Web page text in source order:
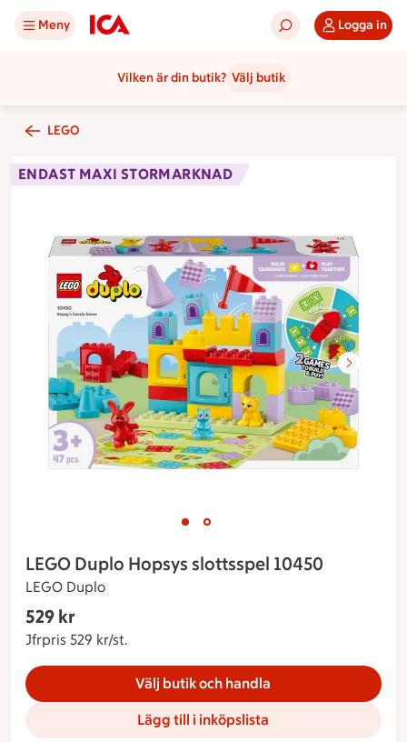
Meny Logga in
Vilken är din butik? Välj butik
LEGO
ENDAST MAXI STORMARKNAD
LEGO Duplo Hopsys slottsspel 10450
LEGO Duplo
529 kr
Jfrpris 529 kr/st.
Välj butik och handla
Lägg till i inköpslista
Bild 1 av 2